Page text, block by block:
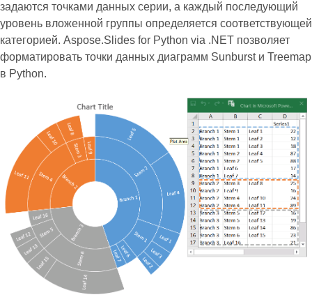
задаются точками данных серии, а каждый последующий
уровень вложенной группы определяется соответствующей
категорией. Aspose.Slides for Python via .NET позволяет
форматировать точки данных диаграмм Sunburst и Treemap
в Python.